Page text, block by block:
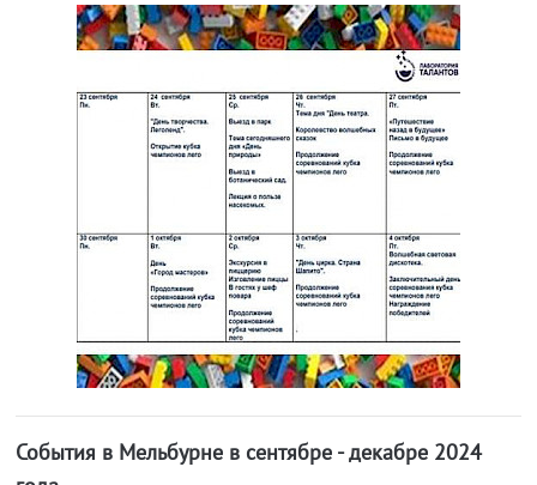
События в Мельбурне в сентябре - декабре 2024